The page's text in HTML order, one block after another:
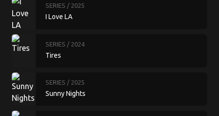
SERIES / 2025
I Love LA
SERIES / 2024
Tires
SERIES / 2025
Sunny Nights